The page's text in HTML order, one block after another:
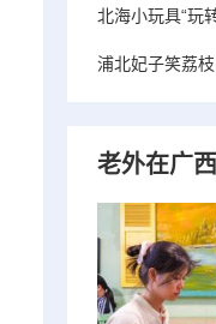
北海小玩具“玩
浦北妃子笑荔
老外在广西